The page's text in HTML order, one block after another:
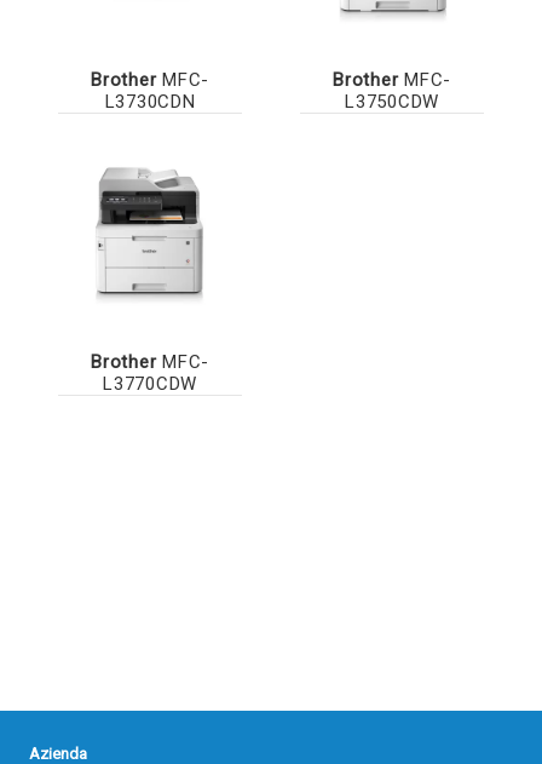
BrotherMFC-
L3730CDN
BrotherMFC-
L3750CDW
BrotherMFC-
L3770CDW
Azienda